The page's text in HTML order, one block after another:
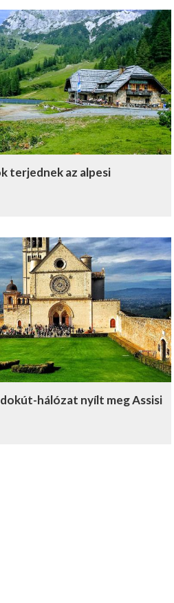
terjednek az alpesi
hálózat nyílt meg Assisi